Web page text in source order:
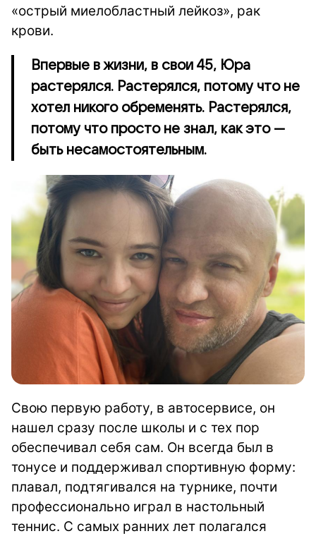
«острый миелобластный лейкоз», рак
крови.
Впервые в жизни, в свои 45, Юра
растерялся. Растерялся, потому что не
хотел никого обременять. Растерялся,
потому что просто не знал, как это —
быть несамостоятельным.
Свою первую работу, в автосервисе, он
нашел сразу после школы и с тех пор
обеспечивал себя сам. Он всегда был в
тонусе и поддерживал спортивную форму:
плавал, подтягивался на турнике, почти
профессионально играл в настольный
теннис. С самых ранних лет полагался